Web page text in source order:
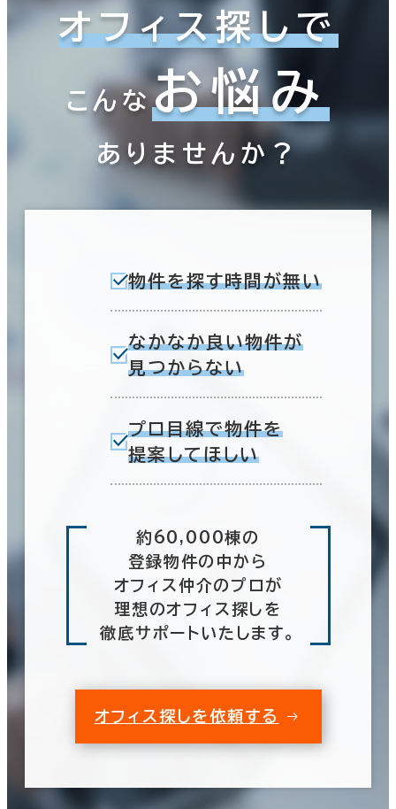
オフィス探しで
こんなお悩み
ありませんか？
物件を探す時間が無い
なかなか良い物件が
見つからない
プロ目線で物件を
提案してほしい
約60,000棟の
登録物件の中から
オフィス仲介のプロが
理想のオフィス探しを
徹底サポートいたします。
オフィス探しを依頼する